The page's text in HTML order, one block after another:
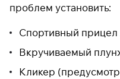
проблем установить:
Спортивный
Вкручиваемый
Кликер